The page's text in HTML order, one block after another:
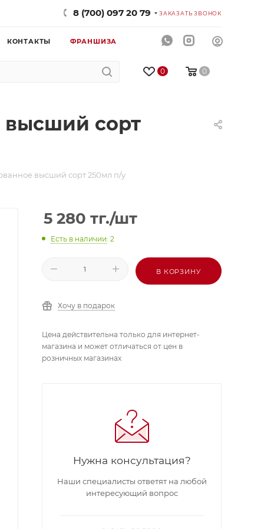
8 (700) 097 20 79 ЗАКАЗАТЬ ЗВОНОК
КОНТАКТЫ ФРАНШИЗА
0 0
высший сорт
высший сорт 250мл п/у
5 280 тг./шт
Есть в наличии: 2
В КОРЗИНУ
Хочу в подарок
Цена действительна только для интернет-
магазина и может отличаться от цен в
розничных магазинах
Нужна консультация?
Наши специалисты ответят на любой
интересующий вопрос